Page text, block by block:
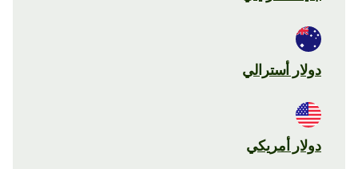
دولار أسترالي
دولار أمريكي